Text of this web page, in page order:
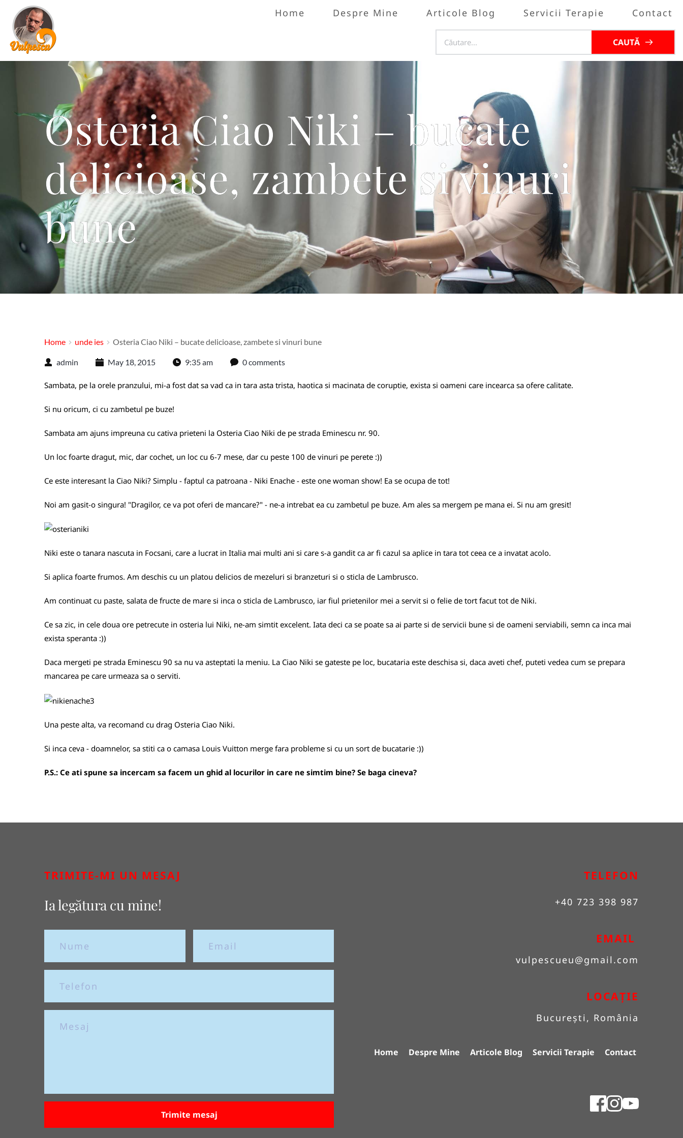
Home Despre Mine Articole Blog Servicii Terapie Contact
CAUTĂ
Osteria Ciao Niki – bucate
delicioase, zambete si vinuri
bune
Home unde ies Osteria Ciao Niki – bucate delicioase, zambete si vinuri bune
admin May 18, 2015 9:35 am 0 comments
Sambata, pe la orele pranzului, mi-a fost dat sa vad ca in tara asta trista, haotica si macinata de coruptie, exista si oameni care incearca sa ofere calitate.
Si nu oricum, ci cu zambetul pe buze!
Sambata am ajuns impreuna cu cativa prieteni la Osteria Ciao Niki de pe strada Eminescu nr. 90.
Un loc foarte dragut, mic, dar cochet, un loc cu 6-7 mese, dar cu peste 100 de vinuri pe perete :))
Ce este interesant la Ciao Niki? Simplu - faptul ca patroana - Niki Enache - este one woman show! Ea se ocupa de tot!
Noi am gasit-o singura! "Dragilor, ce va pot oferi de mancare?" - ne-a intrebat ea cu zambetul pe buze. Am ales sa mergem pe mana ei. Si nu am gresit!
Niki este o tanara nascuta in Focsani, care a lucrat in Italia mai multi ani si care s-a gandit ca ar fi cazul sa aplice in tara tot ceea ce a invatat acolo.
Si aplica foarte frumos. Am deschis cu un platou delicios de mezeluri si branzeturi si o sticla de Lambrusco.
Am continuat cu paste, salata de fructe de mare si inca o sticla de Lambrusco, iar fiul prietenilor mei a servit si o felie de tort facut tot de Niki.
Ce sa zic, in cele doua ore petrecute in osteria lui Niki, ne-am simtit excelent. Iata deci ca se poate sa ai parte si de servicii bune si de oameni serviabili, semn ca inca mai
exista speranta :))
Daca mergeti pe strada Eminescu 90 sa nu va asteptati la meniu. La Ciao Niki se gateste pe loc, bucataria este deschisa si, daca aveti chef, puteti vedea cum se prepara
mancarea pe care urmeaza sa o serviti.
Una peste alta, va recomand cu drag Osteria Ciao Niki.
Si inca ceva - doamnelor, sa stiti ca o camasa Louis Vuitton merge fara probleme si cu un sort de bucatarie :))
P.S.: Ce ati spune sa incercam sa facem un ghid al locurilor in care ne simtim bine? Se baga cineva?
TRIMITE-MI UN MESAJ
Ia legătura cu mine!
Trimite mesaj
TELEFON
+40 723 398 987
EMAIL
vulpescueu@gmail.com
LOCAȚIE
București, România
Home Despre Mine Articole Blog Servicii Terapie Contact